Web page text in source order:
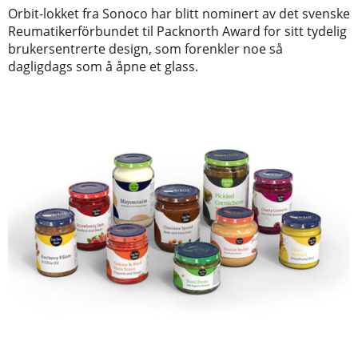
Orbit-lokket fra Sonoco har blitt nominert av det svenske
Reumatikerförbundet til Packnorth Award for sitt tydelig
brukersentrerte design, som forenkler noe så
dagligdags som å åpne et glass.